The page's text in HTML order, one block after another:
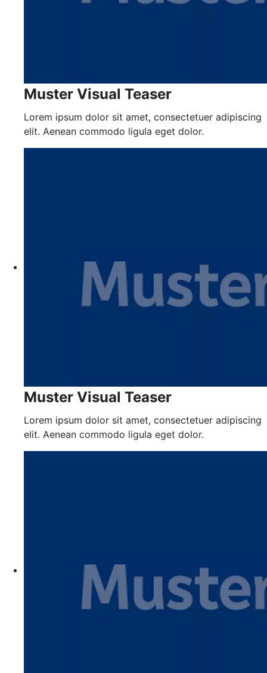
Muster Visual Teaser
Lorem ipsum dolor sit amet, consectetuer adipiscing
elit. Aenean commodo ligula eget dolor.
Muster Visual Teaser
Lorem ipsum dolor sit amet, consectetuer adipiscing
elit. Aenean commodo ligula eget dolor.